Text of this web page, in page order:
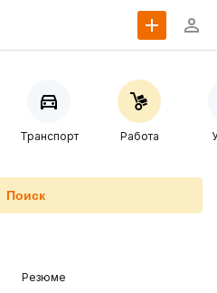
Транспорт Работа
Поиск
Резюме